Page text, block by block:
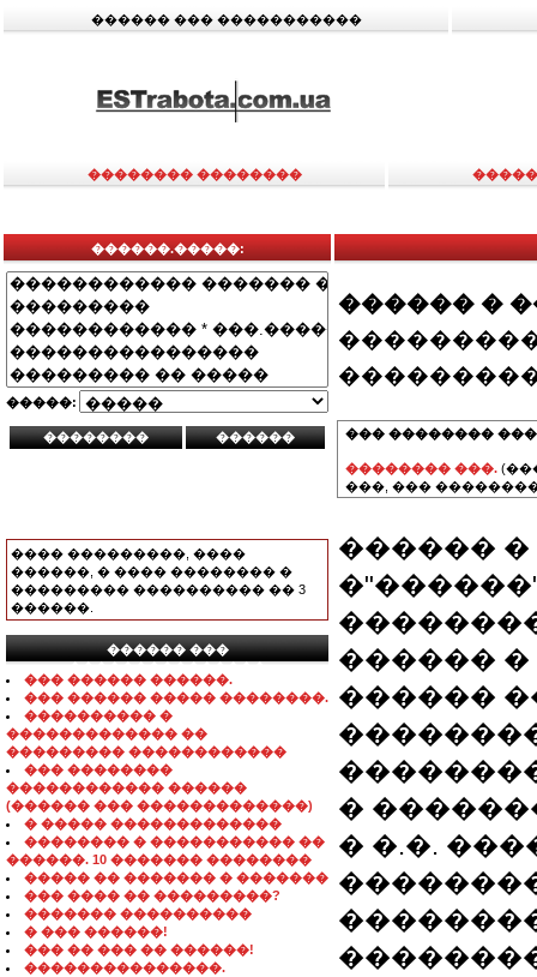
������ ��� �����������
�������� ��������
������.�����:
�����:
���� ���������, ����
������, � ���� �������� �
��������� ���������� �� 3
������.
������ ���
���������������
��� ������ ������.
��� ������ ����� ��������.
���������� �
������������� ��
��������� ������������
��� ��������
������������ ������
(������ ��� �������������)
� ����� �������������
�������� � ����������� ��
������. 10 ������� ��������
����� �� ������� � �������
��� ���� �� ���������?
������� ����������
� ��� ������!
��� �� ��� �� ������!
���������������.
������ �
��� ��������
�������� ���.
���, ���
������ �
������ �
������
�
� �.�.